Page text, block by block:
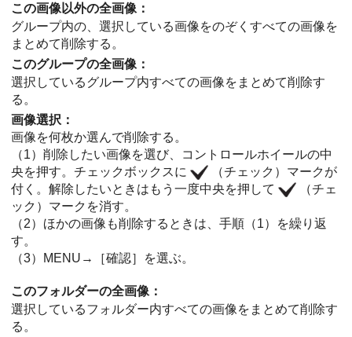
この画像以外の全画像 ：
グループ内の、選択している画像をのぞくすべての画像を
まとめて削除する。
このグループの全画像 ：
選択しているグループ内すべての画像をまとめて削除す
る。
画像選択 ：
画像を何枚か選んで削除する。
（1）削除したい画像を選び、コントロールホイールの中
央を押す。チェックボックスに
（チェック）マークが
付く。解除したいときはもう一度中央を押して
（チェ
ック）マークを消す。
（2）ほかの画像も削除するときは、手順（1）を繰り返
す。
（3）
MENU → ［確認］ を選ぶ。
このフォルダーの全画像 ：
選択しているフォルダー内すべての画像をまとめて削除す
る。